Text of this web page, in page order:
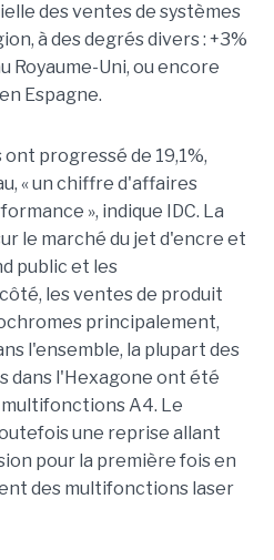
des ventes de systèmes
à des degrés divers : +3%
Royaume-Uni, ou encore
Espagne.
progressé de 19,1%,
« un chiffre d'affaires
», indique IDC. La
le marché du jet d'encre et
public et les
les ventes de produit
principalement,
l'ensemble, la plupart des
dans l'Hexagone ont été
A4. Le
une reprise allant
pour la première fois en
des multifonctions laser